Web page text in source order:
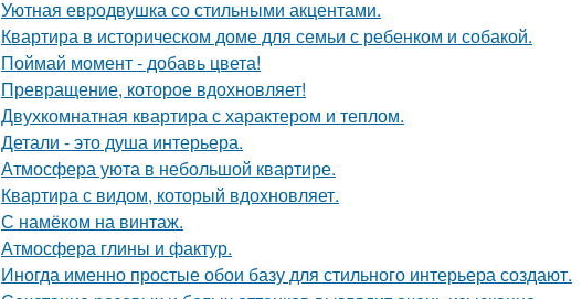
Уютная евродвушка со стильными акцентами.
Квартира в историческом доме для семьи с ребенком и собакой.
Поймай момент - добавь цвета!
Превращение, которое вдохновляет!
Двухкомнатная квартира с характером и теплом.
Детали - это душа интерьера.
Атмосфера уюта в небольшой квартире.
Квартира с видом, который вдохновляет.
С намёком на винтаж.
Атмосфера глины и фактур.
Иногда именно простые обои базу для стильного интерьера создают.